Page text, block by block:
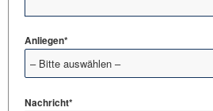
Anliegen*
Nachricht*